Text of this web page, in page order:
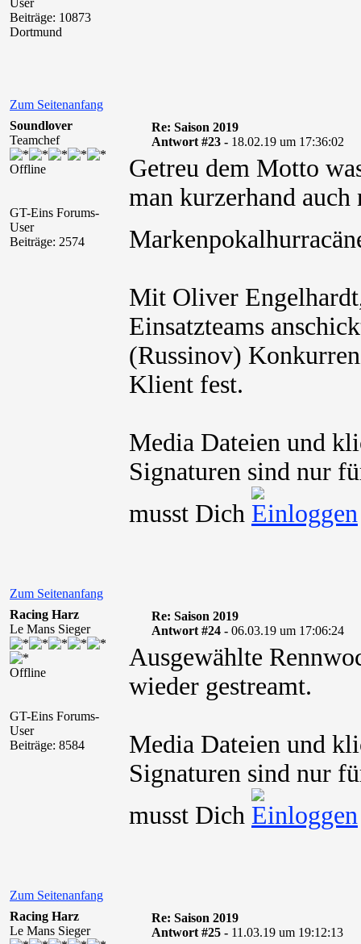
User
Beiträge: 10873
Dortmund
Zum Seitenanfang
Soundlover
Teamchef
Offline
GT-Eins Forums-
User
Beiträge: 2574
Re: Saison 2019
Antwort #23 - 18.02.19 um 17:36:02
Getreu dem Motto
man kurzerhand
Mit Oliver
Einsatzteams
(Russinov)
Klient fest.
Media Dateien und
Signaturen sind nur
musst Dich
Zum Seitenanfang
Racing Harz
Le Mans Sieger
Offline
GT-Eins Forums-
User
Beiträge: 8584
Re: Saison 2019
Antwort #24 - 06.03.19 um 17:06:24
​Ausgewählte
wieder gestreamt.
Media Dateien und
Signaturen sind nur
musst Dich
Zum Seitenanfang
Racing Harz
Le Mans Sieger
Re: Saison 2019
Antwort #25 - 11.03.19 um 19:12:13